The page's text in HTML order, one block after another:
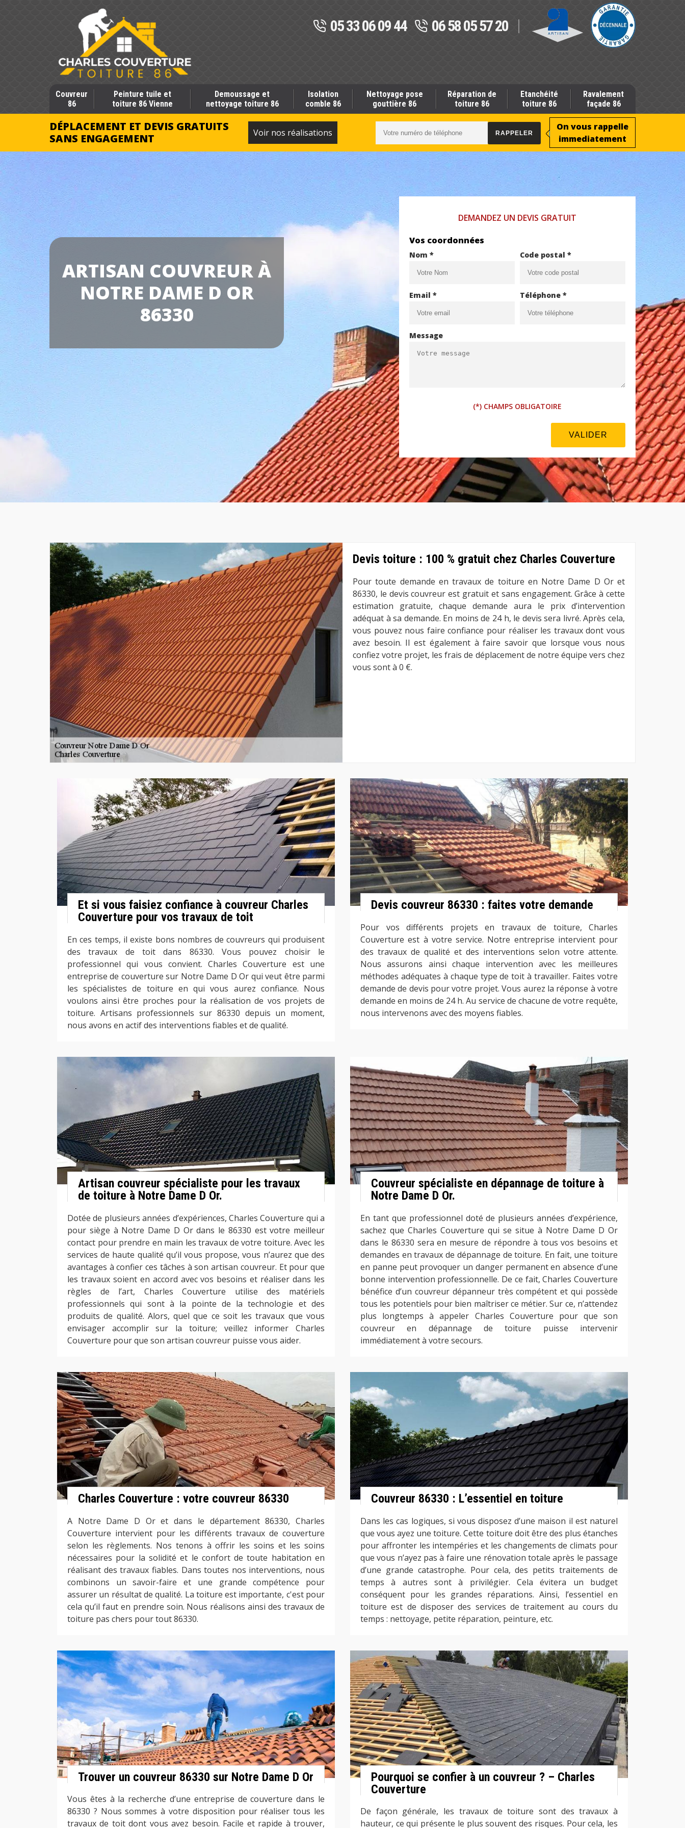
05 33 06 09 44 06 58 05 57 20
Couvreur
86
Peinture tuile et
toiture 86 Vienne
Demoussage et
nettoyage toiture 86
Isolation
comble 86
Nettoyage pose
gouttière 86
Réparation de
toiture 86
Etanchéité
toiture 86
Ravalement
façade 86
DÉPLACEMENT ET DEVIS GRATUITS
SANS ENGAGEMENT
Voir nos réalisations
On vous rappelle
immediatement
ARTISAN COUVREUR À
NOTRE DAME D OR
86330
DEMANDEZ UN DEVIS GRATUIT
Vos coordonnées
Nom * Code postal *
Email * Téléphone *
Message
(*) CHAMPS OBLIGATOIRE
Devis toiture : 100 % gratuit chez Charles Couverture
Pour toute demande en travaux de toiture en Notre Dame D Or et
86330, le devis couvreur est gratuit et sans engagement. Grâce à cette
estimation gratuite, chaque demande aura le prix d’intervention
adéquat à sa demande. En moins de 24 h, le devis sera livré. Après cela,
vous pouvez nous faire confiance pour réaliser les travaux dont vous
avez besoin. Il est également à faire savoir que lorsque vous nous
confiez votre projet, les frais de déplacement de notre équipe vers chez
vous sont à 0 €.
Et si vous faisiez confiance à couvreur Charles
Couverture pour vos travaux de toit
En ces temps, il existe bons nombres de couvreurs qui produisent
des travaux de toit dans 86330. Vous pouvez choisir le
professionnel qui vous convient. Charles Couverture est une
entreprise de couverture sur Notre Dame D Or qui veut être parmi
les spécialistes de toiture en qui vous aurez confiance. Nous
voulons ainsi être proches pour la réalisation de vos projets de
toiture. Artisans professionnels sur 86330 depuis un moment,
nous avons en actif des interventions fiables et de qualité.
Devis couvreur 86330 : faites votre demande
Pour vos différents projets en travaux de toiture, Charles
Couverture est à votre service. Notre entreprise intervient pour
des travaux de qualité et des interventions selon votre attente.
Nous assurons ainsi chaque intervention avec les meilleures
méthodes adéquates à chaque type de toit à travailler. Faites votre
demande de devis pour votre projet. Vous aurez la réponse à votre
demande en moins de 24 h. Au service de chacune de votre requête,
nous intervenons avec des moyens fiables.
Artisan couvreur spécialiste pour les travaux
de toiture à Notre Dame D Or.
Dotée de plusieurs années d’expériences, Charles Couverture qui a
pour siège à Notre Dame D Or dans le 86330 est votre meilleur
contact pour prendre en main les travaux de votre toiture. Avec les
services de haute qualité qu’il vous propose, vous n’aurez que des
avantages à confier ces tâches à son artisan couvreur. Et pour que
les travaux soient en accord avec vos besoins et réaliser dans les
règles de l’art, Charles Couverture utilise des matériels
professionnels qui sont à la pointe de la technologie et des
produits de qualité. Alors, quel que ce soit les travaux que vous
envisager accomplir sur la toiture; veillez informer Charles
Couverture pour que son artisan couvreur puisse vous aider.
Couvreur spécialiste en dépannage de toiture à
Notre Dame D Or.
En tant que professionnel doté de plusieurs années d’expérience,
sachez que Charles Couverture qui se situe à Notre Dame D Or
dans le 86330 sera en mesure de répondre à tous vos besoins et
demandes en travaux de dépannage de toiture. En fait, une toiture
en panne peut provoquer un danger permanent en absence d’une
bonne intervention professionnelle. De ce fait, Charles Couverture
bénéfice d’un couvreur dépanneur très compétent et qui possède
tous les potentiels pour bien maîtriser ce métier. Sur ce, n’attendez
plus longtemps à appeler Charles Couverture pour que son
couvreur en dépannage de toiture puisse intervenir
immédiatement à votre secours.
Charles Couverture : votre couvreur 86330
A Notre Dame D Or et dans le département 86330, Charles
Couverture intervient pour les différents travaux de couverture
selon les règlements. Nos tenons à offrir les soins et les soins
nécessaires pour la solidité et le confort de toute habitation en
réalisant des travaux fiables. Dans toutes nos interventions, nous
combinons un savoir-faire et une grande compétence pour
assurer un résultat de qualité. La toiture est importante, c'est pour
cela qu’il faut en prendre soin. Nous réalisons ainsi des travaux de
toiture pas chers pour tout 86330.
Couvreur 86330 : L’essentiel en toiture
Dans les cas logiques, si vous disposez d’une maison il est naturel
que vous ayez une toiture. Cette toiture doit être des plus étanches
pour affronter les intempéries et les changements de climats pour
que vous n’ayez pas à faire une rénovation totale après le passage
d’une grande catastrophe. Pour cela, des petits traitements de
temps à autres sont à privilégier. Cela évitera un budget
conséquent pour les grandes réparations. Ainsi, l’essentiel en
toiture est de disposer des services de traitement au cours du
temps : nettoyage, petite réparation, peinture, etc.
Trouver un couvreur 86330 sur Notre Dame D Or
Vous êtes à la recherche d’une entreprise de couverture dans le
86330 ? Nous sommes à votre disposition pour réaliser tous les
travaux de toit dont vous avez besoin. Facile et rapide à trouver,
Pourquoi se confier à un couvreur ? – Charles
Couverture
De façon générale, les travaux de toiture sont des travaux à
hauteur, ce qui présente le plus souvent des risques. Pour cela, les